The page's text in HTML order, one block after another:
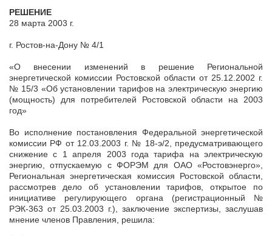
РЕШЕНИЕ
28 марта 2003 г.
г. Ростов-на-Дону № 4/1
«О внесении изменений в решение Региональной
энергетической комиссии Ростовской области от 25.12.2002 г.
№ 15/3 «Об установлении тарифов на электрическую энергию
(мощность) для потребителей Ростовской области на 2003
год»
Во исполнение постановления Федеральной энергетической
комиссии РФ от 12.03.2003 г. № 18-э/2, предусматривающего
снижение с 1 апреля 2003 года тарифа на электрическую
энергию, отпускаемую с ФОРЭМ для ОАО «Ростовэнерго»,
Региональная энергетическая комиссия Ростовской области,
рассмотрев дело об установлении тарифов, открытое по
инициативе регулирующего органа (регистрационный №
РЭК-363 от 25.03.2003 г.), заключение экспертизы, заслушав
мнение членов Правления, решила: